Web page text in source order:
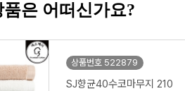
품은 어떠신가요?
상품번호 522879
SJ향균40수코마무지 210